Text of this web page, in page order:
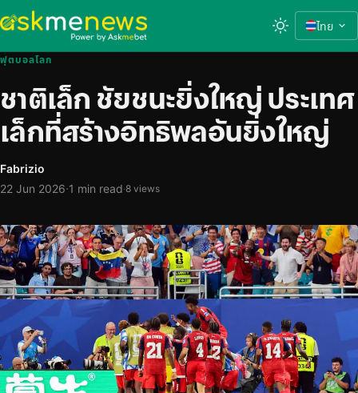
ไทย
ฟุตบอลโลก
ชาติเล็ก ชัยชนะยิ่งใหญ่ ประเทศ
เล็กที่สร้างอิทธิพลอันยิ่งใหญ่
Fabrizio
22 Jun 2026·1 min read·8 views